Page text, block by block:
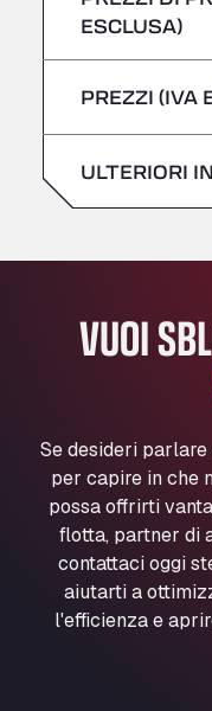
All 4 Trucks
Klaverbladstaat
American
Aut. A4 Salida
Andamur La
Andamur
Andamur San
Aut A1 Exit 385,
Anpol Sp. z o.o.
Ul. Torunska 147,
Aqua Ariva
Marie-Curie-
Aral Autohof
An der Autobahn
ARAL Autohof
Sabato
giovedì
Sabato
ESCLUSA)
PREZZI (IVA
ULTERIORI
VUOI
Se desideri
per capire in che
possa offrirti
flotta, partner di
contattaci oggi
aiutarti a
l'efficienza e